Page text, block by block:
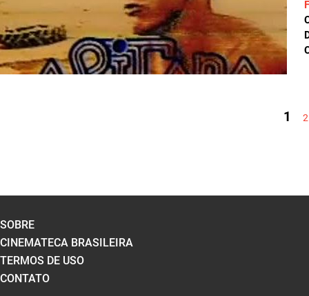
1 2
SOBRE
CINEMATECA BRASILEIRA
TERMOS DE USO
CONTATO